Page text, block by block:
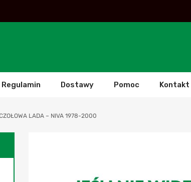
Regulamin Dostawy Pomoc Kontakt
LADA – NIVA 1978-2000